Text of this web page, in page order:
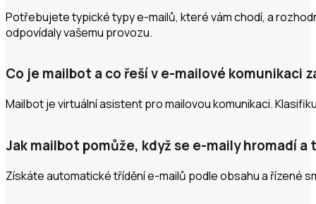
Potřebujete typické typy e-mailů, které vám chodí, a
odpovídaly vašemu provozu.
Co je mailbot a co řeší v e-mailové komunikaci
Mailbot je virtuální asistent pro mailovou komunikaci.
Jak mailbot pomůže, když se e-maily hromadí
Získáte automatické třídění e-mailů podle obsahu a řízené